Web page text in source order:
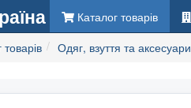
Каталог товарів
товарів Одяг, взуття та аксесуари